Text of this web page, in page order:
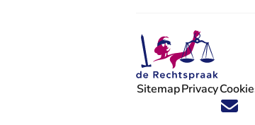
Volg ons op X
Volg ons op
Volg ons op
Volg ons op
Volg'Blijf
SitemapPrivacy